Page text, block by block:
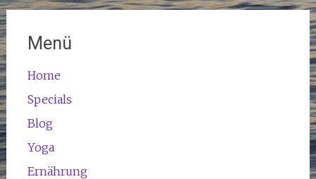
Menü
Home
Specials
Blog
Yoga
Ernährung